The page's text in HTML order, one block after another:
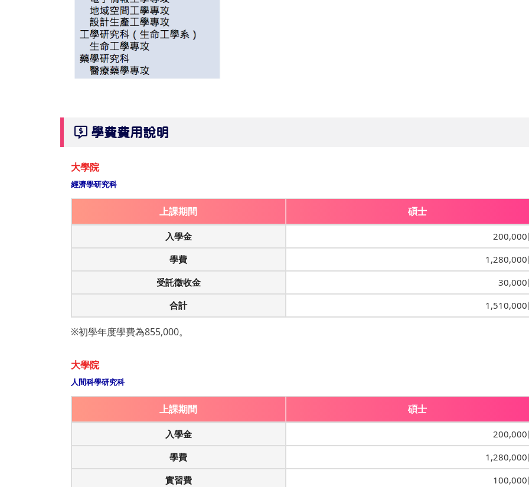
學費費用說明
大學院
經濟學研究科
上課期間 碩士
入學金
200,000
學費
1,280,000
受託徵收金
30,000
合計
1,510,000
※初學年度學費為855,000。
大學院
人間科學研究科
上課期間 碩士
入學金
200,000
學費
1,280,000
實習費
100,000